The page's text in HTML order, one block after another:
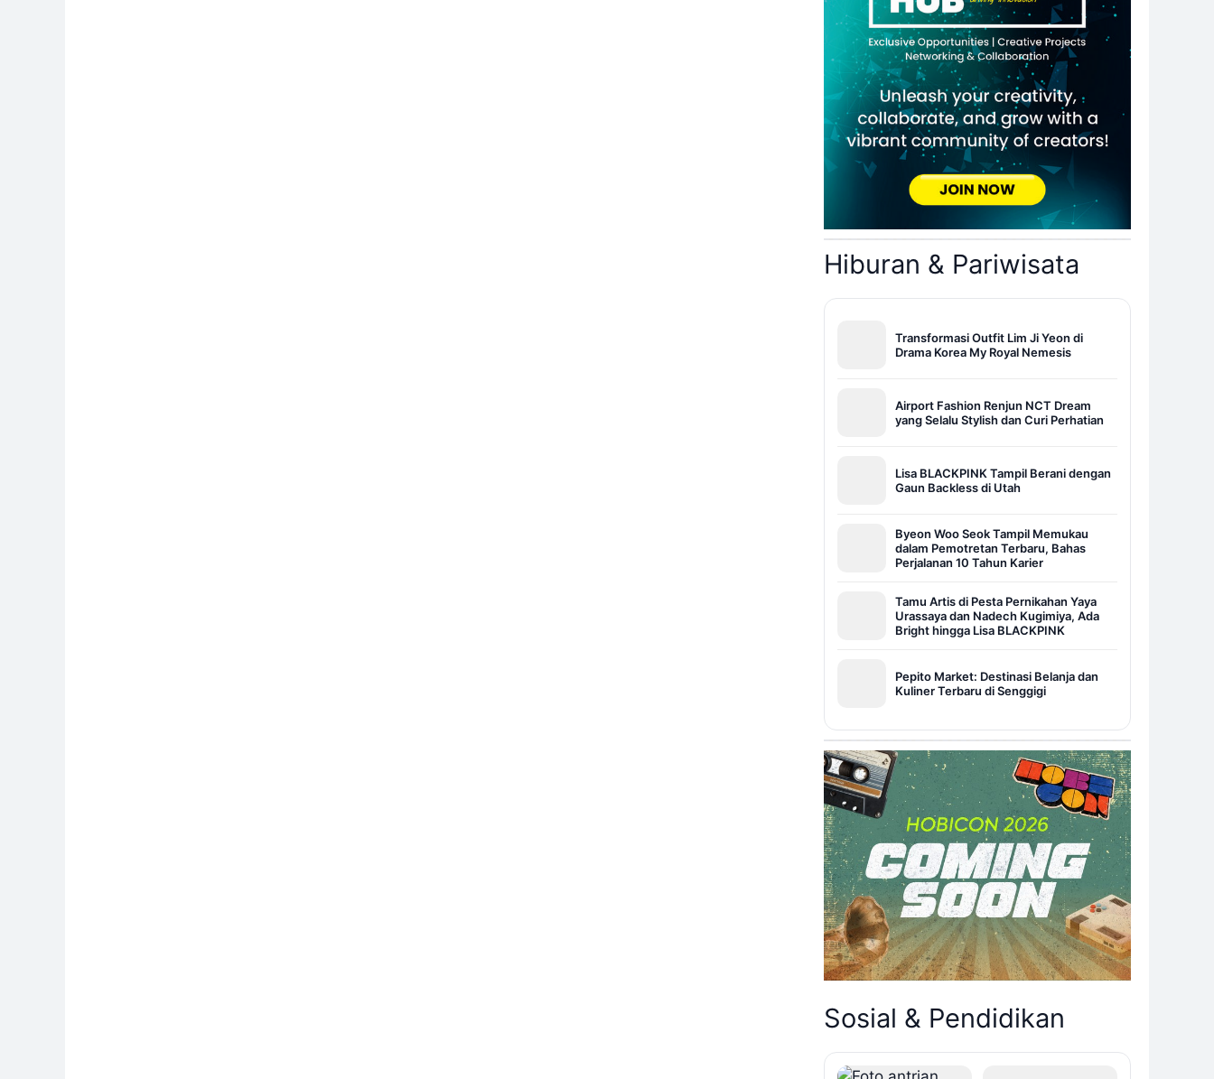
Hiburan & Pariwisata
Transformasi Outfit Lim Ji Yeon di
Drama Korea My Royal Nemesis
Airport Fashion Renjun NCT Dream
yang Selalu Stylish dan Curi Perhatian
Lisa BLACKPINK Tampil Berani dengan
Gaun Backless di Utah
Byeon Woo Seok Tampil Memukau
dalam Pemotretan Terbaru, Bahas
Perjalanan 10 Tahun Karier
Tamu Artis di Pesta Pernikahan Yaya
Urassaya dan Nadech Kugimiya, Ada
Bright hingga Lisa BLACKPINK
Pepito Market: Destinasi Belanja dan
Kuliner Terbaru di Senggigi
Sosial & Pendidikan